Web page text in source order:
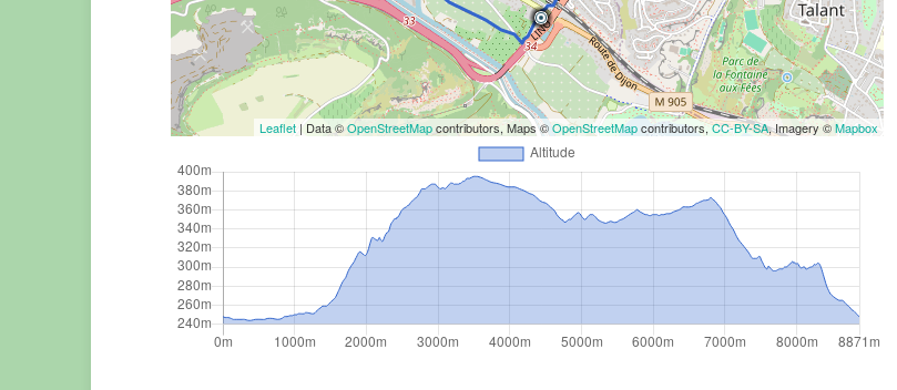
Leaflet | Data ©OpenStreetMapcontributors, Maps ©OpenStreetMapcontributors,CC-BY-SA, Imagery ©Mapbox